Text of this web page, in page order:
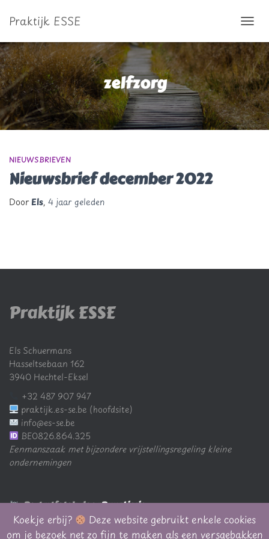
Praktijk ESSE
zelfzorg
NIEUWSBRIEVEN
Nieuwsbrief december 2022
DoorEls, 4 jaargeleden
Praktijk ESSE
Els Schuermans
Hasseltsebaan 162
3940 Hechtel-Eksel
+32 487 907 947
praktijk.es-se.be (hoofdsite)
info@es-se.be
BE0826.864.325
Eenmanszaak met bijzondere vrijstellingsregeling kleine
ondernemingen
Portretfoto's doorPuur Liesje
Koekje erbij?
Deze website gebruikt enkele cookies
om je bezoek net zo fijn te maken als een versgebakken